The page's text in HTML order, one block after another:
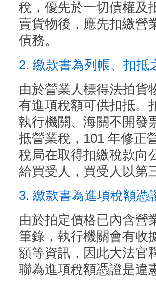
稅，優先於一切債權及
賣貨物後，應先扣繳營
債務。
2. 繳款書為列帳、扣抵
由於營業人標得法拍貨
有進項稅額可供扣抵。
執行機關、海關不開發
抵營業稅，101 年修正
稅局在取得扣繳稅款向
給買受人，買受人以第
3. 繳款書為進項稅額憑
由於拍定價格已內含營
筆錄，執行機關會有收
額等資訊，因此大法官
聯為進項稅額憑證是違